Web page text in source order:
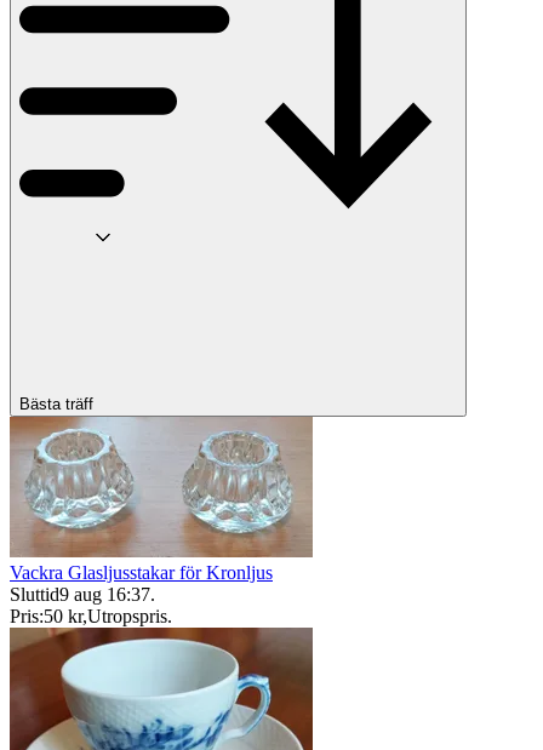
Bästa träff
Vackra Glasljusstakar för Kronljus
Sluttid9 aug 16:37.
Pris:50 kr,Utropspris.